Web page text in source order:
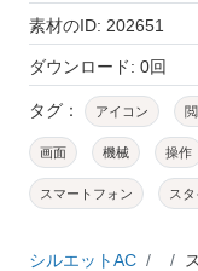
素材のID: 202651
ダウンロード: 0回
タグ： アイコン
画面 機械 操作
スマートフォン スタ
シルエットAC